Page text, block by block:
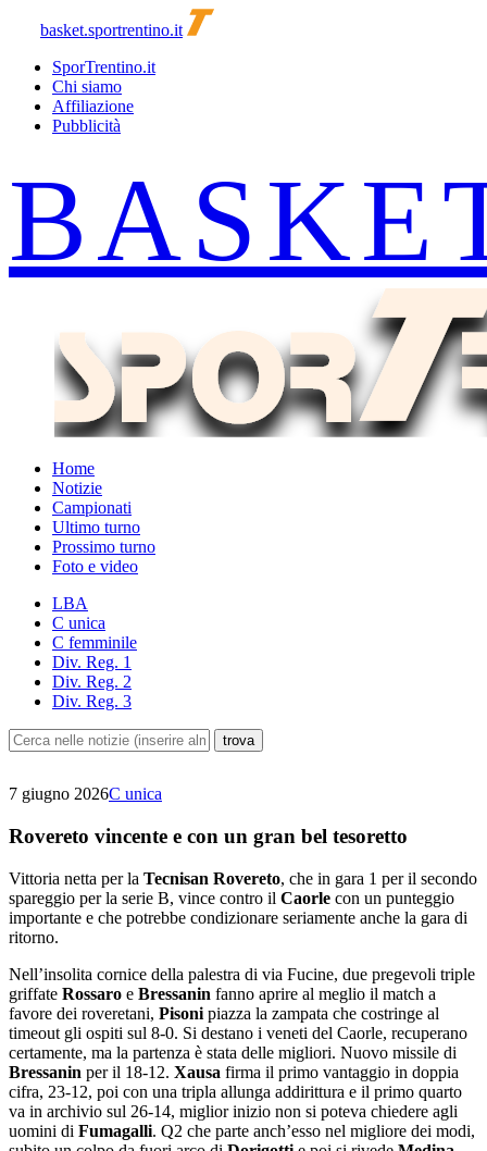
basket.sportrentino.it
SporTrentino.it
Chi siamo
Affiliazione
Pubblicità
Home
Notizie
Campionati
Ultimo turno
Prossimo turno
Foto e video
LBA
C unica
C femminile
Div. Reg. 1
Div. Reg. 2
Div. Reg. 3
7 giugno 2026C unica
Rovereto vincente e con un gran bel tesoretto
Vittoria netta per la Tecnisan Rovereto, che in gara 1 per il secondo
spareggio per la serie B, vince contro il Caorle con un punteggio
importante e che potrebbe condizionare seriamente anche la gara di
ritorno.
Nell’insolita cornice della palestra di via Fucine, due pregevoli triple
griffate Rossaro e Bressanin fanno aprire al meglio il match a
favore dei roveretani, Pisoni piazza la zampata che costringe al
timeout gli ospiti sul 8-0. Si destano i veneti del Caorle, recuperano
certamente, ma la partenza è stata delle migliori. Nuovo missile di
Bressanin per il 18-12. Xausa firma il primo vantaggio in doppia
cifra, 23-12, poi con una tripla allunga addirittura e il primo quarto
va in archivio sul 26-14, miglior inizio non si poteva chiedere agli
uomini di Fumagalli. Q2 che parte anch’esso nel migliore dei modi,